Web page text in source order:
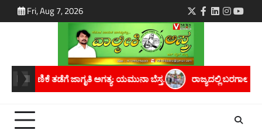
to
Fri, Aug 7, 2026 Twitter
Facebook
LinkedIn
ಬೆಸ್ತ. ರಾಜ್ಯದಲ್ಲಿ ಬರಗಾಲದ ಛಾಯೆ ಆವರಿಸಿದೆ; ಸರ್ಕಾರ ತಕ್ಷಣ